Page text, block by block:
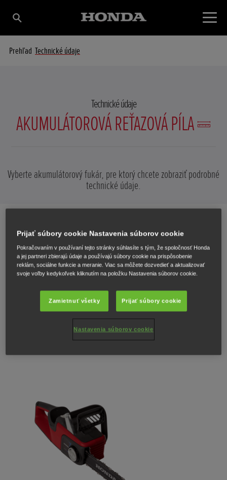
Prehľad Technické údaje
Technické údaje
AKUMULÁTOROVÁ REŤAZOVÁ PÍLA
Vyberte akumulátorový fukár, pre ktorý chcete zobraziť podrobné
technické údaje.
HHC 36 BXB
Úplne nová akumulátorová reťazová píla sa ľahko používa a poskytuje
výkon 1,6 kW.
239 EUR*
ZOZNAM PREDAJCOV
KATALÓG A CENNÍK
Prijať súbory cookie Nastavenia súborov cookie
Pokračovaním v používaní tejto stránky súhlasíte s tým, že spoločnosť Honda
a jej partneri zbierajú údaje a používajú súbory cookie na prispôsobenie
reklám, sociálne funkcie a meranie. Viac sa môžete dozvedieť a aktualizovať
svoje voľby kedykoľvek kliknutím na položku Nastavenia súborov cookie.
Zamietnuť všetky Prijať súbory cookie
Nastavenia súborov cookie